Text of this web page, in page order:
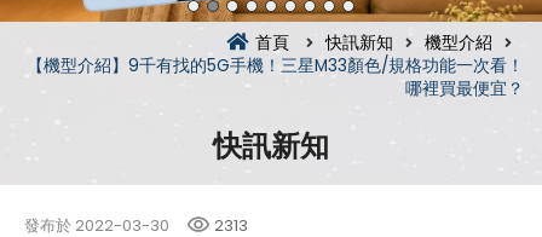
首頁 快訊新知
機型介紹
【機型介紹】9千有找的5G手機！三星M33顏色/規格功能一次看！
哪裡買最便宜？
快訊新知
發布於 2022-03-30 2313